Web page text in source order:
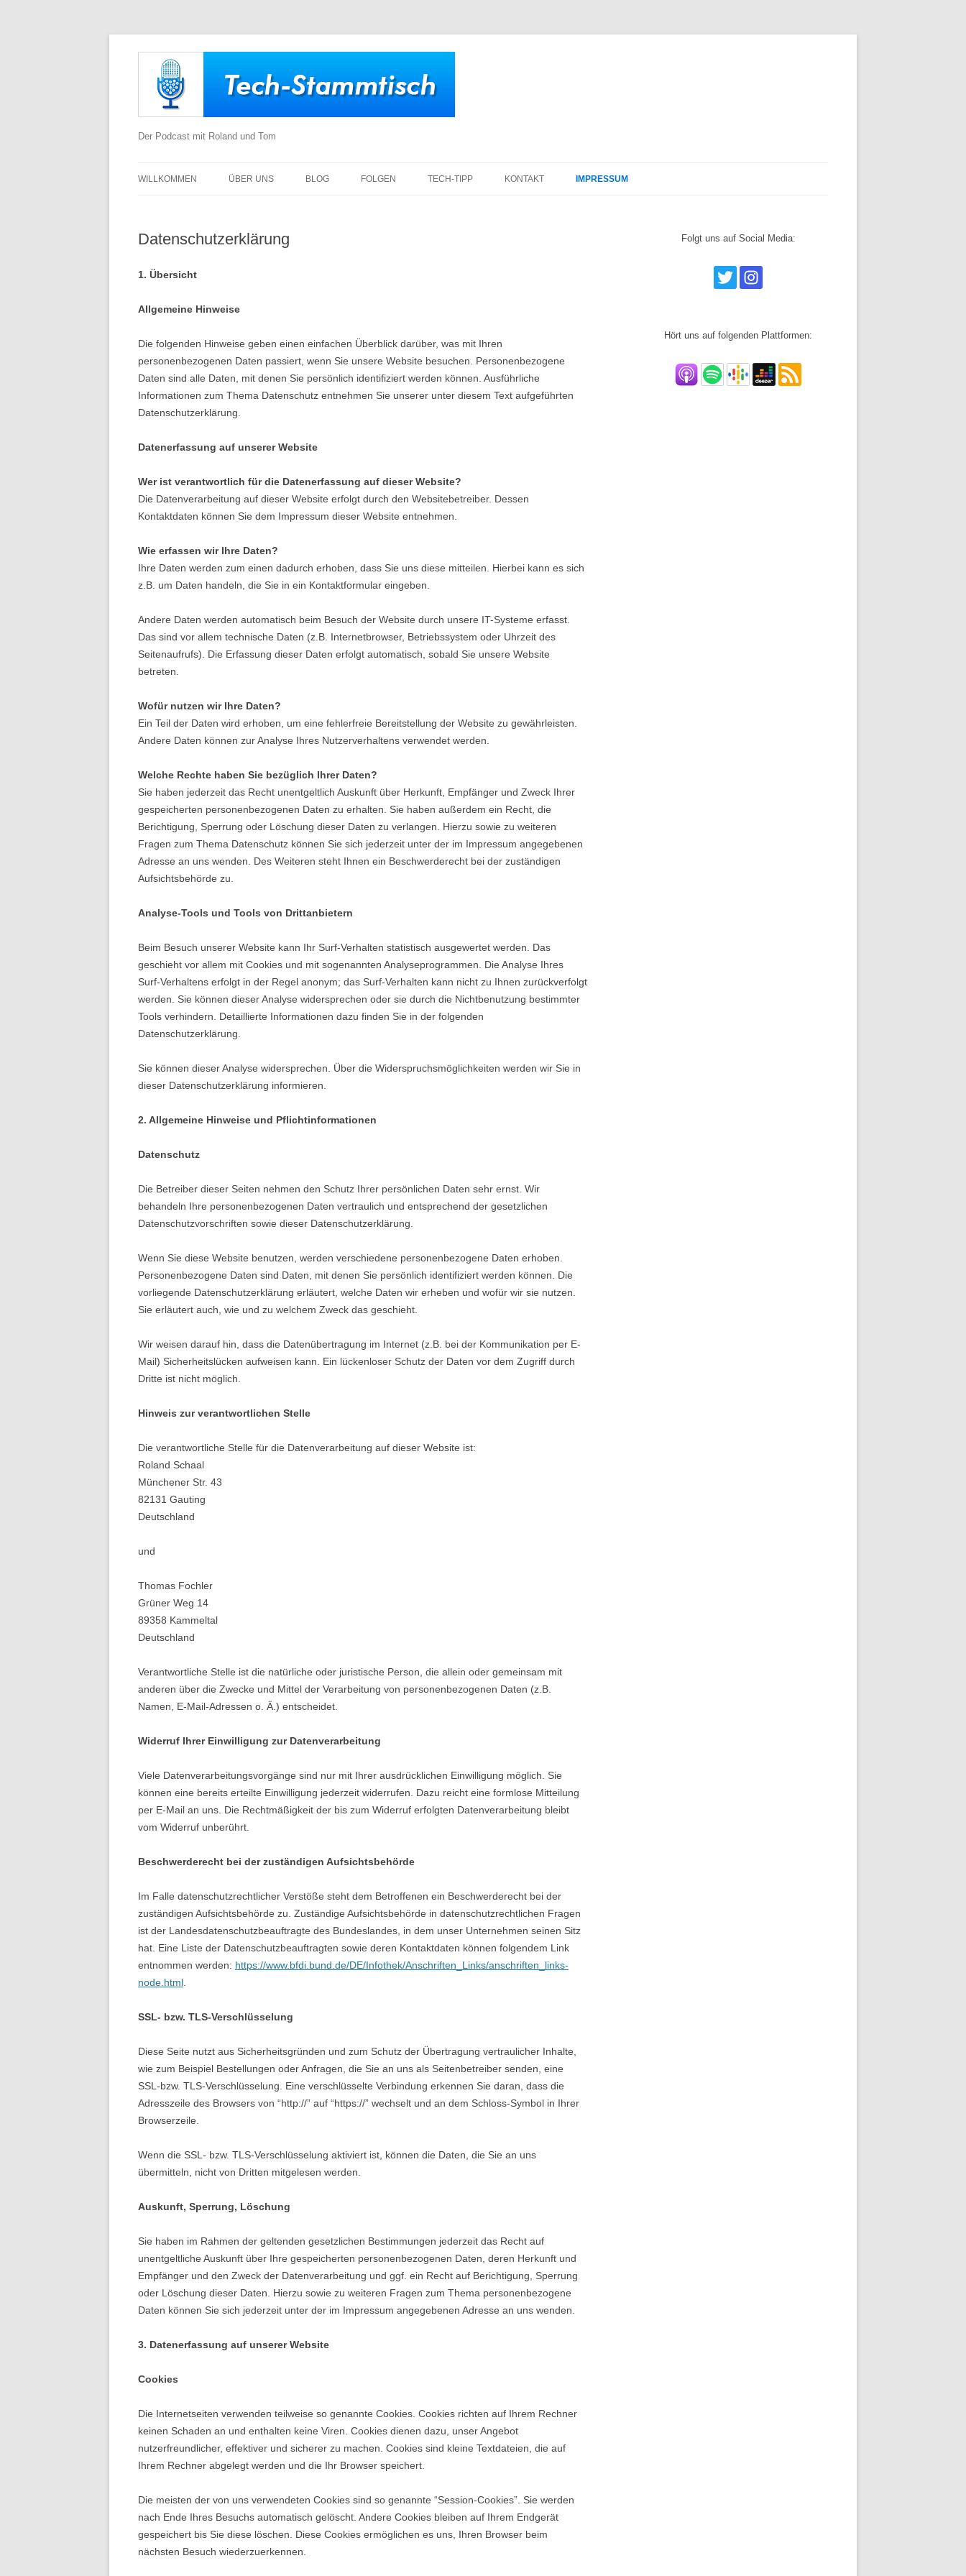
Der Podcast mit Roland und Tom
Inhalt
WILLKOMMEN ÜBER UNS BLOG FOLGEN TECH-TIPP KONTAKT IMPRESSUM
Datenschutzerklärung
1. Übersicht
Allgemeine Hinweise
Die folgenden Hinweise geben einen einfachen Überblick darüber, was mit Ihren
personenbezogenen Daten passiert, wenn Sie unsere Website besuchen. Personenbezogene
Daten sind alle Daten, mit denen Sie persönlich identifiziert werden können. Ausführliche
Informationen zum Thema Datenschutz entnehmen Sie unserer unter diesem Text aufgeführten
Datenschutzerklärung.
Datenerfassung auf unserer Website
Wer ist verantwortlich für die Datenerfassung auf dieser Website?
Die Datenverarbeitung auf dieser Website erfolgt durch den Websitebetreiber. Dessen
Kontaktdaten können Sie dem Impressum dieser Website entnehmen.
Wie erfassen wir Ihre Daten?
Ihre Daten werden zum einen dadurch erhoben, dass Sie uns diese mitteilen. Hierbei kann es sich
z.B. um Daten handeln, die Sie in ein Kontaktformular eingeben.
Andere Daten werden automatisch beim Besuch der Website durch unsere IT-Systeme erfasst.
Das sind vor allem technische Daten (z.B. Internetbrowser, Betriebssystem oder Uhrzeit des
Seitenaufrufs). Die Erfassung dieser Daten erfolgt automatisch, sobald Sie unsere Website
betreten.
Wofür nutzen wir Ihre Daten?
Ein Teil der Daten wird erhoben, um eine fehlerfreie Bereitstellung der Website zu gewährleisten.
Andere Daten können zur Analyse Ihres Nutzerverhaltens verwendet werden.
Welche Rechte haben Sie bezüglich Ihrer Daten?
Sie haben jederzeit das Recht unentgeltlich Auskunft über Herkunft, Empfänger und Zweck Ihrer
gespeicherten personenbezogenen Daten zu erhalten. Sie haben außerdem ein Recht, die
Berichtigung, Sperrung oder Löschung dieser Daten zu verlangen. Hierzu sowie zu weiteren
Fragen zum Thema Datenschutz können Sie sich jederzeit unter der im Impressum angegebenen
Adresse an uns wenden. Des Weiteren steht Ihnen ein Beschwerderecht bei der zuständigen
Aufsichtsbehörde zu.
Analyse-Tools und Tools von Drittanbietern
Beim Besuch unserer Website kann Ihr Surf-Verhalten statistisch ausgewertet werden. Das
geschieht vor allem mit Cookies und mit sogenannten Analyseprogrammen. Die Analyse Ihres
Surf-Verhaltens erfolgt in der Regel anonym; das Surf-Verhalten kann nicht zu Ihnen zurückverfolgt
werden. Sie können dieser Analyse widersprechen oder sie durch die Nichtbenutzung bestimmter
Tools verhindern. Detaillierte Informationen dazu finden Sie in der folgenden
Datenschutzerklärung.
Sie können dieser Analyse widersprechen. Über die Widerspruchsmöglichkeiten werden wir Sie in
dieser Datenschutzerklärung informieren.
2. Allgemeine Hinweise und Pflichtinformationen
Datenschutz
Die Betreiber dieser Seiten nehmen den Schutz Ihrer persönlichen Daten sehr ernst. Wir
behandeln Ihre personenbezogenen Daten vertraulich und entsprechend der gesetzlichen
Datenschutzvorschriften sowie dieser Datenschutzerklärung.
Wenn Sie diese Website benutzen, werden verschiedene personenbezogene Daten erhoben.
Personenbezogene Daten sind Daten, mit denen Sie persönlich identifiziert werden können. Die
vorliegende Datenschutzerklärung erläutert, welche Daten wir erheben und wofür wir sie nutzen.
Sie erläutert auch, wie und zu welchem Zweck das geschieht.
Wir weisen darauf hin, dass die Datenübertragung im Internet (z.B. bei der Kommunikation per E-
Mail) Sicherheitslücken aufweisen kann. Ein lückenloser Schutz der Daten vor dem Zugriff durch
Dritte ist nicht möglich.
Hinweis zur verantwortlichen Stelle
Die verantwortliche Stelle für die Datenverarbeitung auf dieser Website ist:
Roland Schaal
Münchener Str. 43
82131 Gauting
Deutschland
und
Thomas Fochler
Grüner Weg 14
89358 Kammeltal
Deutschland
Verantwortliche Stelle ist die natürliche oder juristische Person, die allein oder gemeinsam mit
anderen über die Zwecke und Mittel der Verarbeitung von personenbezogenen Daten (z.B.
Namen, E-Mail-Adressen o. Ä.) entscheidet.
Widerruf Ihrer Einwilligung zur Datenverarbeitung
Viele Datenverarbeitungsvorgänge sind nur mit Ihrer ausdrücklichen Einwilligung möglich. Sie
können eine bereits erteilte Einwilligung jederzeit widerrufen. Dazu reicht eine formlose Mitteilung
per E-Mail an uns. Die Rechtmäßigkeit der bis zum Widerruf erfolgten Datenverarbeitung bleibt
vom Widerruf unberührt.
Beschwerderecht bei der zuständigen Aufsichtsbehörde
Im Falle datenschutzrechtlicher Verstöße steht dem Betroffenen ein Beschwerderecht bei der
zuständigen Aufsichtsbehörde zu. Zuständige Aufsichtsbehörde in datenschutzrechtlichen Fragen
ist der Landesdatenschutzbeauftragte des Bundeslandes, in dem unser Unternehmen seinen Sitz
hat. Eine Liste der Datenschutzbeauftragten sowie deren Kontaktdaten können folgendem Link
entnommen werden: https://www.bfdi.bund.de/DE/Infothek/Anschriften_Links/anschriften_links-
node.html
SSL- bzw. TLS-Verschlüsselung
Diese Seite nutzt aus Sicherheitsgründen und zum Schutz der Übertragung vertraulicher Inhalte,
wie zum Beispiel Bestellungen oder Anfragen, die Sie an uns als Seitenbetreiber senden, eine
SSL-bzw. TLS-Verschlüsselung. Eine verschlüsselte Verbindung erkennen Sie daran, dass die
Adresszeile des Browsers von “http://” auf “https://” wechselt und an dem Schloss-Symbol in Ihrer
Browserzeile.
Wenn die SSL- bzw. TLS-Verschlüsselung aktiviert ist, können die Daten, die Sie an uns
übermitteln, nicht von Dritten mitgelesen werden.
Auskunft, Sperrung, Löschung
Sie haben im Rahmen der geltenden gesetzlichen Bestimmungen jederzeit das Recht auf
unentgeltliche Auskunft über Ihre gespeicherten personenbezogenen Daten, deren Herkunft und
Empfänger und den Zweck der Datenverarbeitung und ggf. ein Recht auf Berichtigung, Sperrung
oder Löschung dieser Daten. Hierzu sowie zu weiteren Fragen zum Thema personenbezogene
Daten können Sie sich jederzeit unter der im Impressum angegebenen Adresse an uns wenden.
3. Datenerfassung auf unserer Website
Cookies
Die Internetseiten verwenden teilweise so genannte Cookies. Cookies richten auf Ihrem Rechner
keinen Schaden an und enthalten keine Viren. Cookies dienen dazu, unser Angebot
nutzerfreundlicher, effektiver und sicherer zu machen. Cookies sind kleine Textdateien, die auf
Ihrem Rechner abgelegt werden und die Ihr Browser speichert.
Die meisten der von uns verwendeten Cookies sind so genannte “Session-Cookies”. Sie werden
nach Ende Ihres Besuchs automatisch gelöscht. Andere Cookies bleiben auf Ihrem Endgerät
gespeichert bis Sie diese löschen. Diese Cookies ermöglichen es uns, Ihren Browser beim
nächsten Besuch wiederzuerkennen.
Folgt uns auf Social Media:
Hört uns auf folgenden Plattformen: